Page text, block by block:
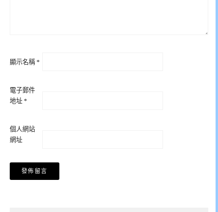
顯示名稱 *
電子郵件
地址 *
個人網站
網址